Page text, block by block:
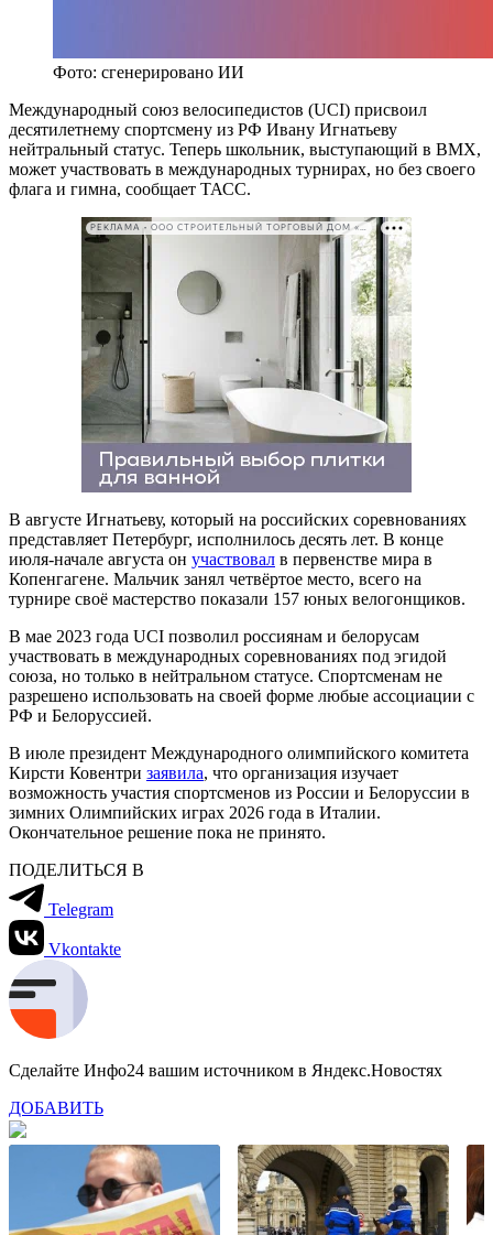
Фото: сгенерировано ИИ
Международный союз велосипедистов (UCI) присвоил
десятилетнему спортсмену из РФ Ивану Игнатьеву
нейтральный статус. Теперь школьник, выступающий в ВМХ,
может участвовать в международных турнирах, но без своего
флага и гимна, сообщает ТАСС.
РЕКЛАМА • ООО СТРОИТЕЛЬНЫЙ ТОРГОВЫЙ ДОМ «ПЕТРОВИЧ». ИНН: 7802348846
В августе Игнатьеву, который на российских соревнованиях
представляет Петербург, исполнилось десять лет. В конце
июля-начале августа он участвовал в первенстве мира в
Копенгагене. Мальчик занял четвёртое место, всего на
турнире своё мастерство показали 157 юных велогонщиков.
В мае 2023 года UCI позволил россиянам и белорусам
участвовать в международных соревнованиях под эгидой
союза, но только в нейтральном статусе. Спортсменам не
разрешено использовать на своей форме любые ассоциации с
РФ и Белоруссией.
В июле президент Международного олимпийского комитета
Кирсти Ковентри заявила, что организация изучает
возможность участия спортсменов из России и Белоруссии в
зимних Олимпийских играх 2026 года в Италии.
Окончательное решение пока не принято.
ПОДЕЛИТЬСЯ В
Telegram
Vkontakte
Сделайте Инфо24 вашим источником в Яндекс.Новостях
ДОБАВИТЬ